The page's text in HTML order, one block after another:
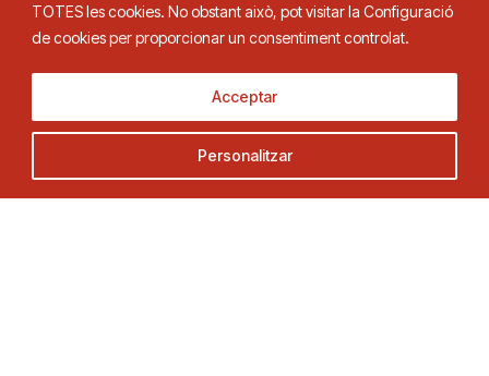
TOTES les cookies. No obstant això, pot visitar la Configuració
de cookies per proporcionar un consentiment controlat.
Personalitzar
Acceptar
Federació Catalana de Tennis de Taula
Adreça
C. Duquessa d’Orleans, 29,
Contacte
Tel.93 280 03 00